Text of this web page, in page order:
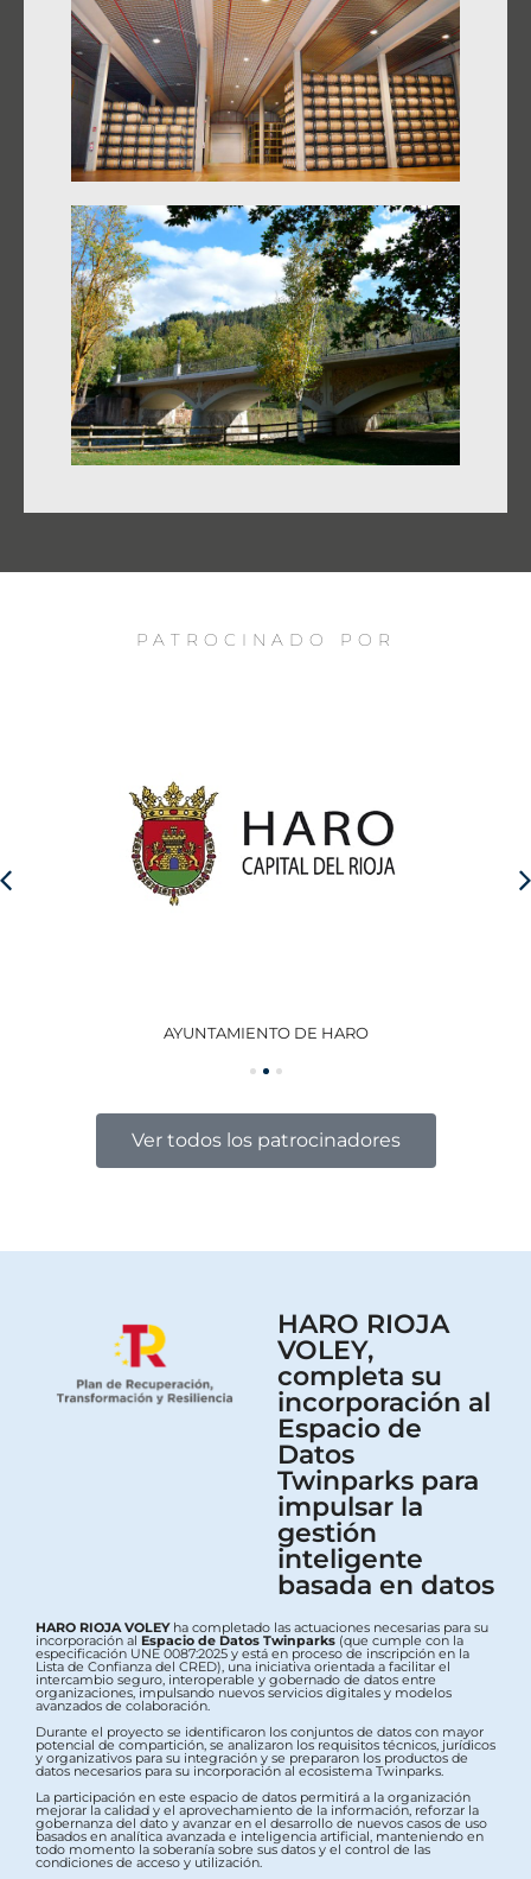
PATROCINADO POR
AYUNTAMIENTO DE HARO
Ver todos los patrocinadores
HARO RIOJA
VOLEY,
completa su
incorporación al
Espacio de
Datos
Twinparks para
impulsar la
gestión
inteligente
basada en datos
HARO RIOJA VOLEYha completado las actuaciones necesarias para su
incorporación al Espacio de Datos Twinparks (que cumple con la
especificación UNE 0087:2025 y está en proceso de inscripción en la
Lista de Confianza del CRED), una iniciativa orientada a facilitar el
intercambio seguro, interoperable y gobernado de datos entre
organizaciones, impulsando nuevos servicios digitales y modelos
avanzados de colaboración.
Durante el proyecto se identificaron los conjuntos de datos con mayor
potencial de compartición, se analizaron los requisitos técnicos, jurídicos
y organizativos para su integración y se prepararon los productos de
datos necesarios para su incorporación al ecosistema Twinparks.
La participación en este espacio de datos permitirá a la organización
mejorar la calidad y el aprovechamiento de la información, reforzar la
gobernanza del dato y avanzar en el desarrollo de nuevos casos de uso
basados en analítica avanzada e inteligencia artificial, manteniendo en
todo momento la soberanía sobre sus datos y el control de las
condiciones de acceso y utilización.